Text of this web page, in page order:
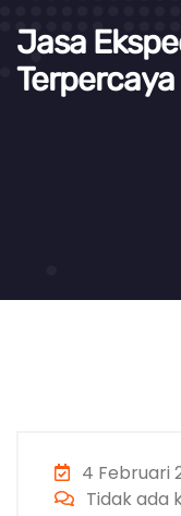
Jasa
Terpercaya
4 Februari
Tidak ada